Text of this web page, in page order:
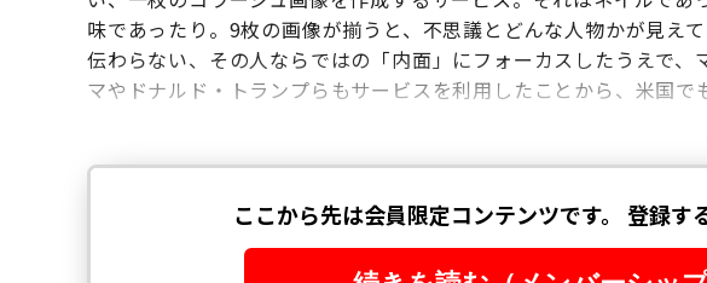
味であったり。9枚の画像が揃うと、不思議とどんな人物かが見え
伝わらない、その人ならではの「内面」にフォーカスしたうえで、
マやドナルド・トランプらもサービスを利用したことから、米国で